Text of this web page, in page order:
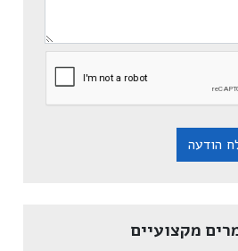
הודעה
מקצועיים